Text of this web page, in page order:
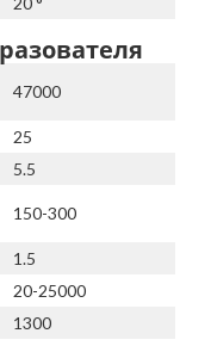
47000
25
5.5
150-300
1.5
20-25000
1300